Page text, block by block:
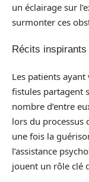
un éclairage sur
surmonter ces
Récits inspirants
Les patients
fistules partagent
nombre d’entre
lors du processus
une fois la
l’assistance
jouent un rôle clé